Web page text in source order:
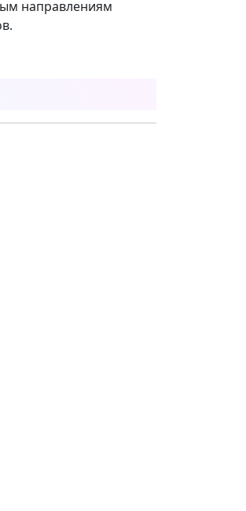
направлениям